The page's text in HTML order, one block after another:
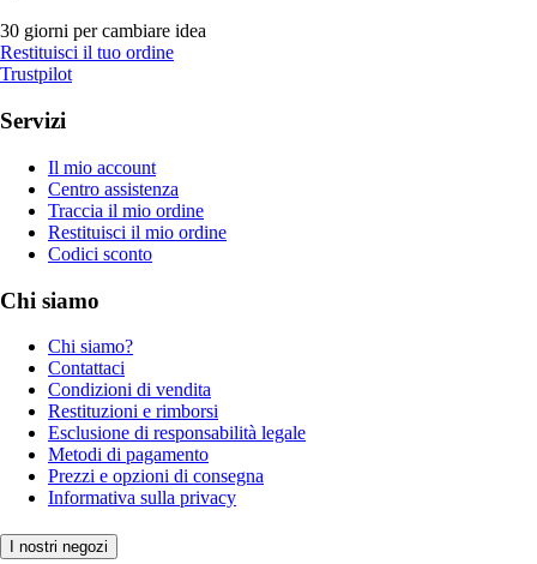
30 giorni per cambiare idea
Restituisci il tuo ordine
Trustpilot
Servizi
Il mio account
Centro assistenza
Traccia il mio ordine
Restituisci il mio ordine
Codici sconto
Chi siamo
Chi siamo?
Contattaci
Condizioni di vendita
Restituzioni e rimborsi
Esclusione di responsabilità legale
Metodi di pagamento
Prezzi e opzioni di consegna
Informativa sulla privacy
I nostri negozi